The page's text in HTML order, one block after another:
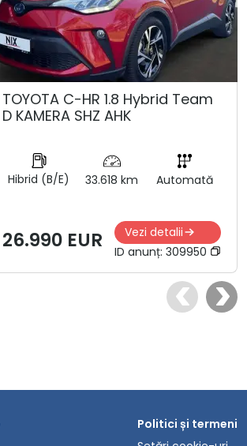
TOYOTA C-HR 1.8 Hybrid Team
D KAMERA SHZ AHK
Hibrid (B/E) 33.618 km Automată
26.990 EUR
Vezi detalii
ID anunț: 309950
Politici și termeni